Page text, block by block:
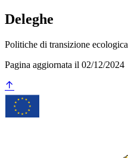
Deleghe
Politiche di transizione ecologica
Pagina aggiornata il 02/12/2024